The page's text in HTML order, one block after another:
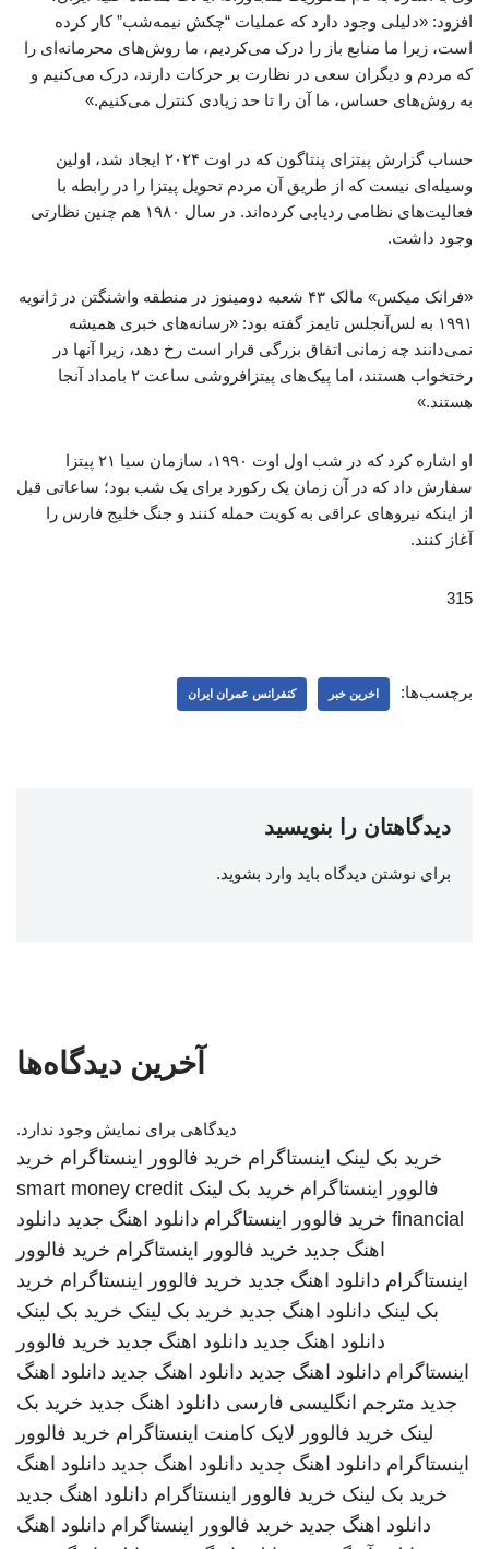
افزود: «دلیلی وجود دارد که عملیات “چکش نیمه‌شب” کار کرده
است، زیرا ما منابع باز را درک می‌کردیم، ما روش‌های محرمانه‌ای را
که مردم و دیگران سعی در نظارت بر حرکات دارند، درک می‌کنیم و
به روش‌های حساس، ما آن را تا حد زیادی کنترل می‌کنیم.»
حساب گزارش پیتزای پنتاگون که در اوت ۲۰۲۴ ایجاد شد، اولین
وسیله‌ای نیست که از طریق آن مردم تحویل پیتزا را در رابطه با
فعالیت‌های نظامی ردیابی کرده‌اند. در سال ۱۹۸۰ هم چنین نظارتی
وجود داشت.
«فرانک میکس» مالک ۴۳ شعبه دومینوز در منطقه واشنگتن در ژانویه
۱۹۹۱ به لس‌آنجلس تایمز گفته بود: «رسانه‌های خبری همیشه
نمی‌دانند چه زمانی اتفاق بزرگی قرار است رخ دهد، زیرا آنها در
رختخواب هستند، اما پیک‌های پیتزافروشی ساعت ۲ بامداد آنجا
هستند.»
او اشاره کرد که در شب اول اوت ۱۹۹۰، سازمان سیا ۲۱ پیتزا
سفارش داد که در آن زمان یک رکورد برای یک شب بود؛ ساعاتی قبل
از اینکه نیروهای عراقی به کویت حمله کنند و جنگ خلیج فارس را
آغاز کنند.
315
برچسب‌ها: اخرین خبر کنفرانس عمران ایران
دیدگاهتان را بنویسید
برای نوشتن دیدگاه باید وارد بشوید.
آخرین دیدگاه‌ها
دیدگاهی برای نمایش وجود ندارد.
خرید بک لینک اینستاگرام خرید فالوور اینستاگرام خرید
فالوور اینستاگرام خرید بک لینک smart money credit
financial خرید فالوور اینستاگرام دانلود اهنگ جدید دانلود
اهنگ جدید خرید فالوور اینستاگرام خرید فالوور
اینستاگرام دانلود اهنگ جدید خرید فالوور اینستاگرام خرید
بک لینک دانلود اهنگ جدید خرید بک لینک خرید بک لینک
دانلود اهنگ جدید دانلود اهنگ جدید خرید فالوور
اینستاگرام دانلود اهنگ جدید دانلود اهنگ جدید دانلود اهنگ
جدید مترجم انگلیسی فارسی دانلود اهنگ جدید خرید بک
لینک خرید فالوور لایک کامنت اینستاگرام خرید فالوور
اینستاگرام دانلود اهنگ جدید دانلود اهنگ جدید دانلود اهنگ
خرید بک لینک خرید فالوور اینستاگرام دانلود اهنگ جدید
دانلود اهنگ جدید خرید فالوور اینستاگرام دانلود اهنگ